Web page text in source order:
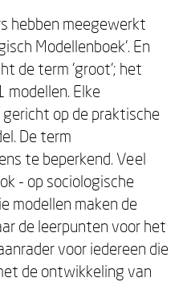
hebben meegewerkt
Modellenboek'. En
de term 'groot'; het
Elke
op de praktische
De term
te beperkend. Veel
- op sociologische
modellen maken de
de leerpunten voor het
voor iedereen die
de ontwikkeling van